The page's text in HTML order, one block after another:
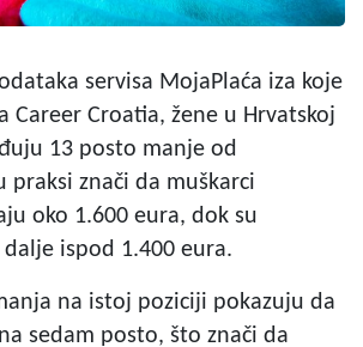
servisa MojaPlaća iza koje
Career Croatia, žene u Hrvatskoj
13 posto manje od
praksi znači da muškarci
oko 1.600 eura, dok su
ispod 1.400 eura.
na istoj poziciji pokazuju da
sedam posto, što znači da